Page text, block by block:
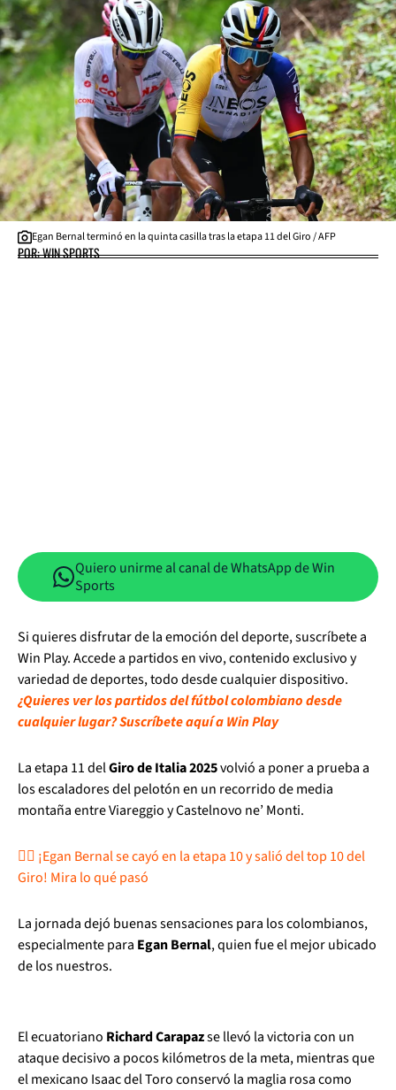
Egan Bernal terminó en la quinta casilla tras la etapa 11 del Giro / AFP
POR: WIN SPORTS
Quiero unirme al canal de WhatsApp de Win
Sports
Si quieres disfrutar de la emoción del deporte, suscríbete a
Win Play. Accede a partidos en vivo, contenido exclusivo y
variedad de deportes, todo desde cualquier dispositivo.
¿Quieres ver los partidos del fútbol colombiano desde
cualquier lugar? Suscríbete aquí a Win Play
La etapa 11 delGiro de Italia 2025volvió a poner a prueba a
los escaladores del pelotón en un recorrido de media
montaña entre Viareggio y Castelnovo ne’ Monti.
🚴‍♂️ ¡Egan Bernal se cayó en la etapa 10 y salió del top 10 del
Giro! Mira lo qué pasó
La jornada dejó buenas sensaciones para los colombianos,
especialmente para Egan Bernal, quien fue el mejor ubicado
de los nuestros.
El ecuatoriano Richard Carapazse llevó la victoria con un
ataque decisivo a pocos kilómetros de la meta, mientras que
el mexicano Isaac del Toro conservó la maglia rosa como